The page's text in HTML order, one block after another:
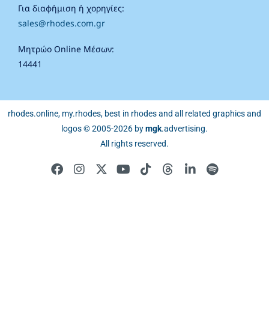
Για διαφήμιση ή χορηγίες:
sales@rhodes.com.gr
Μητρώο Online Μέσων:
14441
rhodes.online, my.rhodes, best in rhodes and all related graphics and
logos © 2005-2026 bymgk.advertising.
All rights reserved.